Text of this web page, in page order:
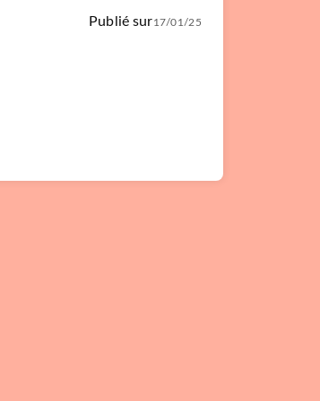
Publié sur17/01/25